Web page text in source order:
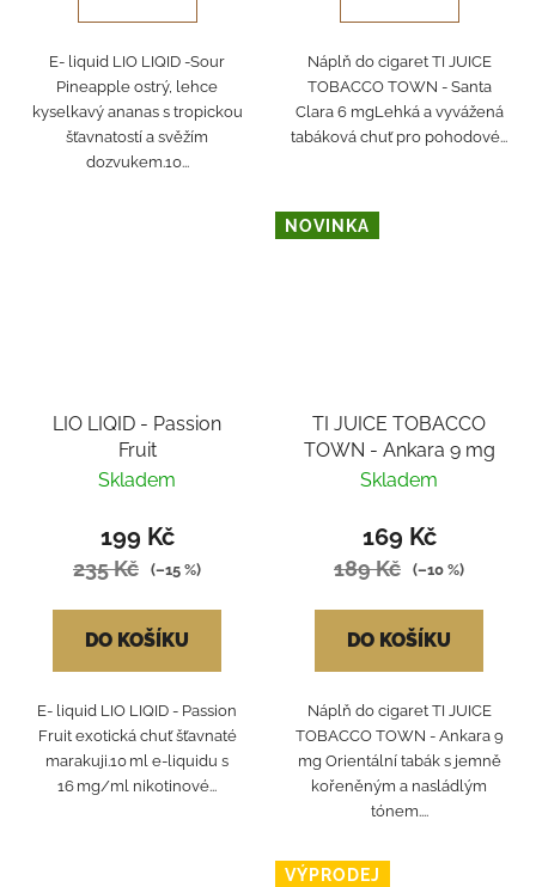
E- liquid LIO LIQID -Sour
Pineapple ostrý, lehce
kyselkavý ananas s tropickou
šťavnatostí a svěžím
dozvukem.10...
Náplň do cigaret TI JUICE
TOBACCO TOWN - Santa
Clara 6 mgLehká a vyvážená
tabáková chuť pro pohodové...
LIO LIQID - Passion
Fruit
Skladem
199 Kč
235 Kč (–15 %)
DO KOŠÍKU
E- liquid LIO LIQID - Passion
Fruit exotická chuť šťavnaté
marakuji.10 ml e-liquidu s
16 mg/ml nikotinové...
NOVINKA
TI JUICE TOBACCO
TOWN - Ankara 9 mg
Skladem
169 Kč
189 Kč (–10 %)
DO KOŠÍKU
Náplň do cigaret TI JUICE
TOBACCO TOWN - Ankara 9
mg Orientální tabák s jemně
kořeněným a nasládlým
tónem....
VÝPRODEJ